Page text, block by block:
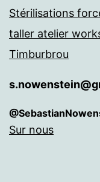
Stérilisations
taller atelier
Timburbrou
Sur nous